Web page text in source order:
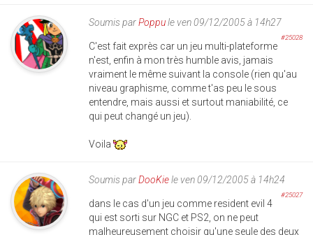
Soumis parPoppule ven 09/12/2005 à 14h27
#25028
C'est fait exprès car un jeu multi-plateforme
n'est, enfin à mon très humble avis, jamais
vraiment le même suivant la console (rien qu'au
niveau graphisme, comme t'as peu le sous
entendre, mais aussi et surtout maniabilité, ce
qui peut changé un jeu).
Voila
Soumis parDooKiele ven 09/12/2005 à 14h24
#25027
dans le cas d'un jeu comme resident evil 4
qui est sorti sur NGC et PS2, on ne peut
malheureusement choisir qu'une seule des deux